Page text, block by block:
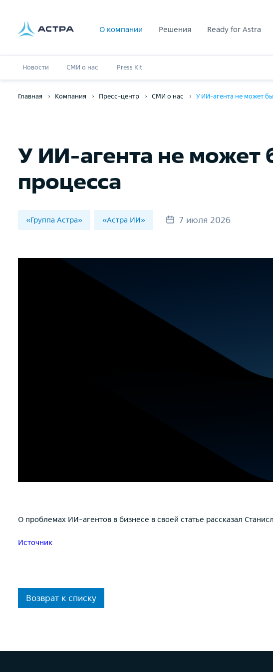
О компании Решения Ready for Astra
Новости СМИ о нас Press Kit
Главная Компания Пресс-центр СМИ о нас У ИИ-агента не может
У ИИ-агента не может
процесса
«Группа Астра» «Астра ИИ» 7 июля 2026
О проблемах ИИ-агентов в бизнесе в своей статье рассказал
Источник
Возврат к списку